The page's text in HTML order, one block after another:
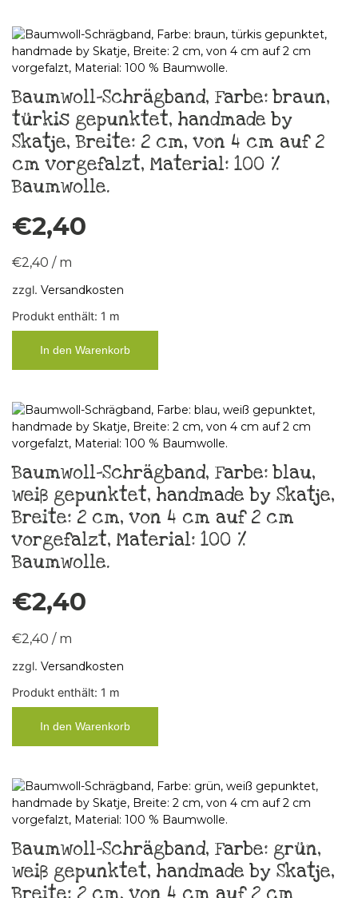
Baumwoll-Schrägband, Farbe: braun,
türkis gepunktet, handmade by
Skatje, Breite: 2 cm, von 4 cm auf 2
cm vorgefalzt, Material: 100 %
Baumwolle.
€2,40
€2,40 / m
zzgl. Versandkosten
Produkt enthält: 1 m
In den Warenkorb
Baumwoll-Schrägband, Farbe: blau,
weiß gepunktet, handmade by Skatje,
Breite: 2 cm, von 4 cm auf 2 cm
vorgefalzt, Material: 100 %
Baumwolle.
€2,40
€2,40 / m
zzgl. Versandkosten
Produkt enthält: 1 m
In den Warenkorb
Baumwoll-Schrägband, Farbe: grün,
weiß gepunktet, handmade by Skatje,